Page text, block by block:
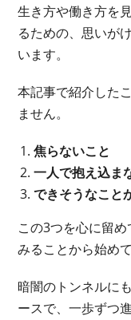
生き方や働き方を
るための、思いが
います。
本記事で紹介した
ません。
焦らないこと
一人で抱え込ま
できそうなこと
この3つを心に留
みることから始め
暗闇のトンネルに
ースで、一歩ずつ